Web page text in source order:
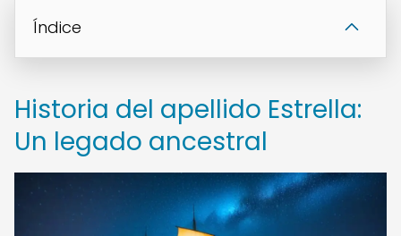
Índice
Historia del apellido Estrella:
Un legado ancestral